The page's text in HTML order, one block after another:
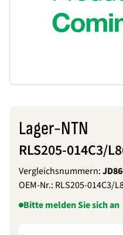
Lager-NTN
RLS205-014C3/
Vergleichsnummern:
OEM-Nr.: RLS205-014C3/
Bitte melden Sie sich an